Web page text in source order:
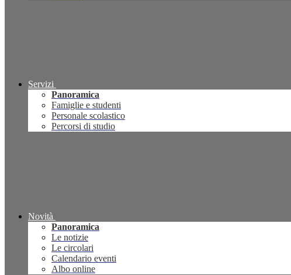
Servizi
Panoramica
Famiglie e studenti
Personale scolastico
Percorsi di studio
Novità
Panoramica
Le notizie
Le circolari
Calendario eventi
Albo online